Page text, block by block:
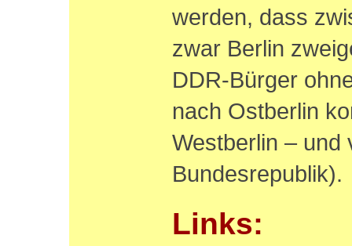
werden, dass
zwar Berlin
DDR-Bürger
nach Ostberlin
Westberlin – und
Bundesrepublik).
Links: